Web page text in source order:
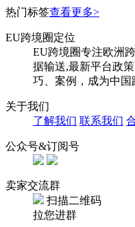
热门标签查看更多>
EU跨境圈定位
EU跨境圈专注欧洲
据输送,最新平台政
巧、案例，成为中国
关于我们
了解我们 联系我们
公众号&订阅号
卖家交流群
扫描二维码
拉您进群